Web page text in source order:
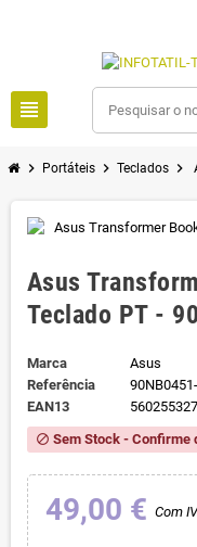
view_headline
chevron_right Portáteis chevron_right Teclados chevron_right
Asus
Teclado PT -
Marca
Asus
Referência
EAN13
block Sem Stock - Confirme
49,00 € Com